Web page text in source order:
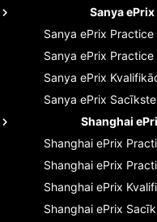
Sanya ePrix
Sanya ePrix Practice
Sanya ePrix Practice
Sanya ePrix
Sanya ePrix Sacīkste
Shanghai
Shanghai ePrix
Shanghai ePrix
Shanghai ePrix
Shanghai ePrix